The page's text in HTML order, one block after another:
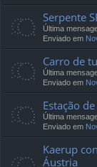
Serpente
Última
Enviado em
Carro de
Última
Enviado em
Estação
Última
Enviado em
Kaerup
Áustria